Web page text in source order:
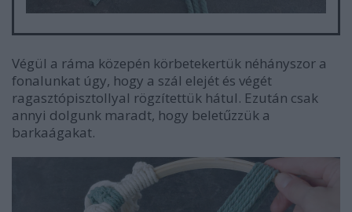
Végül a ráma közepén körbetekertük néhányszor a
fonalunkat úgy, hogy a szál elejét és végét
ragasztópisztollyal rögzítettük hátul. Ezután csak
annyi dolgunk maradt, hogy beletűzzük a
barkaágakat.